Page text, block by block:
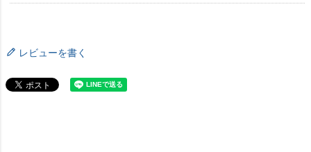
レビューを書く